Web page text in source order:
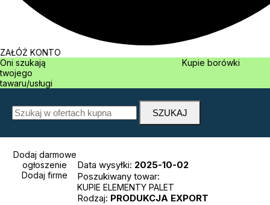
ZAŁÓŻ KONTO
Oni szukają
twojego
tawaru/usługi
Kupie borówki
Dodaj darmowe
ogłoszenie
Dodaj firme
Data wysyłki: 2025-10-02
Poszukiwany towar:
KUPIE ELEMENTY PALET
Rodzaj: PRODUKCJA EXPORT